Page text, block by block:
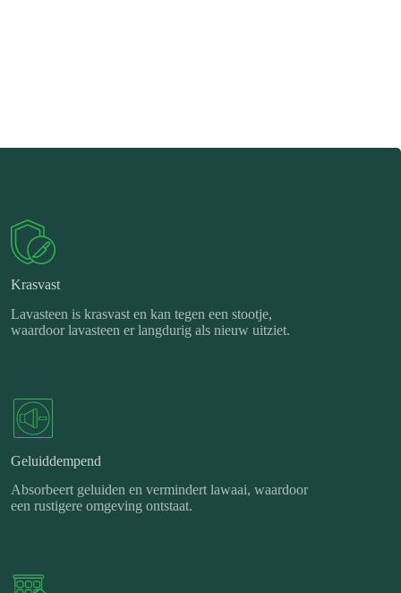
Krasvast
Lavasteen is krasvast en kan tegen een stootje,
waardoor lavasteen er langdurig als nieuw uitziet.
Geluiddempend
Absorbeert geluiden en vermindert lawaai, waardoor
een rustigere omgeving ontstaat.